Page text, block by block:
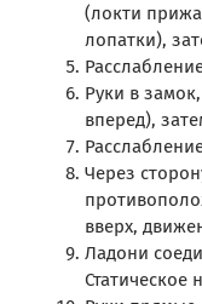
(локти
лопатки),
Руки в
вперед),
Через
вверх,
Ладони
Статическое